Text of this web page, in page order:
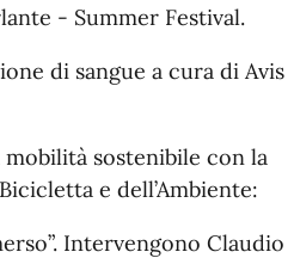
- Summer Festival.
di sangue a cura di Avis
mobilità sostenibile con la
e dell’Ambiente:
Intervengono Claudio